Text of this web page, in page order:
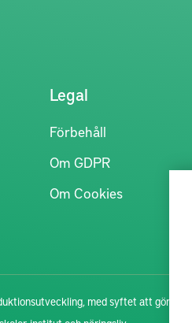
Legal
Förbehåll
Om GDPR
Om Cookies
med syftet att göra